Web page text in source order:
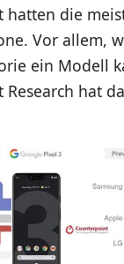
hatten die
Vor allem,
ein Modell
hat